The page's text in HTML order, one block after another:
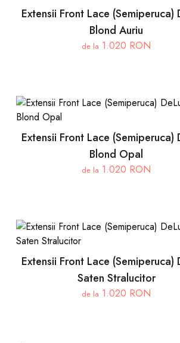
Extensii Front Lace (Semiperuca)
Blond Auriu
de la 1.020 RON
Extensii Front Lace (Semiperuca)
Blond Opal
de la 1.020 RON
Extensii Front Lace (Semiperuca)
Saten Stralucitor
de la 1.020 RON